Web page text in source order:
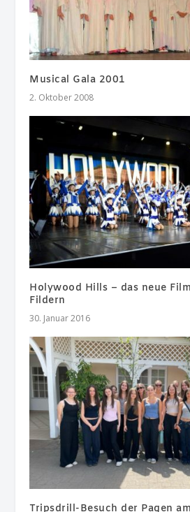
Musical Gala 2001
2. Oktober 2008
Holywood Hills – das neue
Fildern
30. Januar 2016
Tripsdrill-Besuch der Pagen